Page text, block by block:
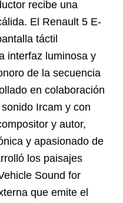
recibe una
El Renault 5 E-
táctil
interfaz luminosa y
de la secuencia
en colaboración
Ircam y con
y autor,
y apasionado de
los paisajes
Sound for
que emite el